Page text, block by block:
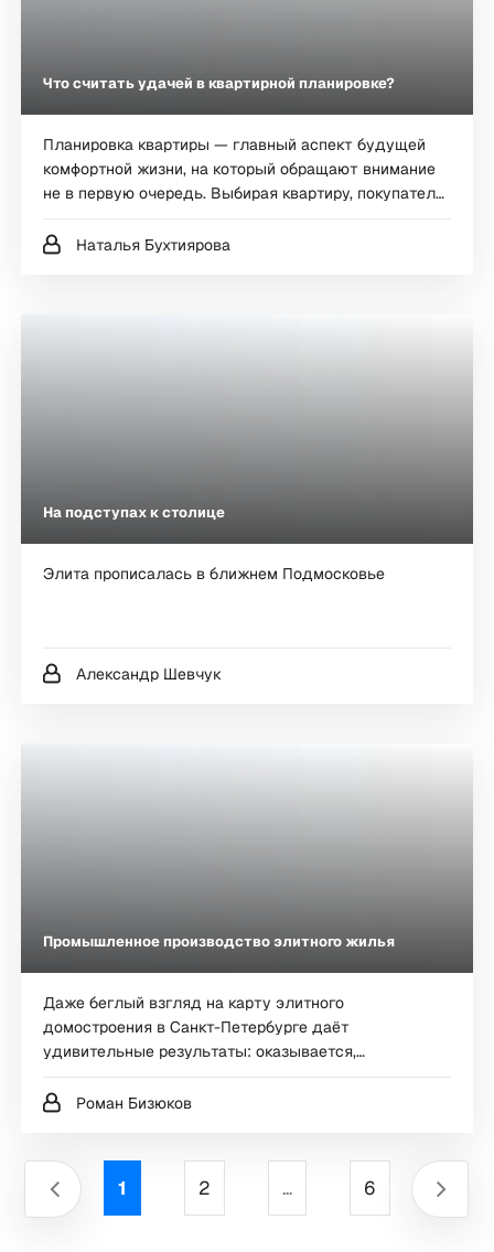
Что считать удачей в квартирной планировке?
Планировка квартиры — главный аспект будущей
комфортной жизни, на который обращают внимание
не в первую очередь. Выбирая квартиру, покупатель,
районом. Потом будущее жилье рассматривается с
Наталья Бухтиярова
На подступах к столице
Элита прописалась в ближнем Подмосковье
Александр Шевчук
Промышленное производство элитного жилья
Даже беглый взгляд на карту элитного
домостроения в Санкт-Петербурге даёт
удивительные результаты: оказывается,
предпочитает селиться в центре, соответствует
парадоксальным выводам: не в центре, а в
промзонах, да и не сказать, чтоб вот прям элита.
Роман Бизюков
1 2 ... 6